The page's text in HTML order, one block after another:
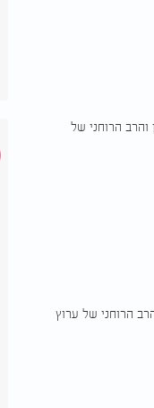
והרב הרוחני של
הרוחני של ערוץ